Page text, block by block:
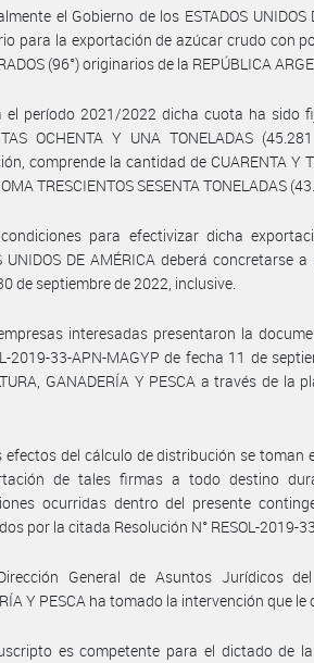
el Gobierno de los ESTADOS
para la exportación de azúcar crudo con
(96°) originarios de la REPÚBLICA
el período 2021/2022 dicha cuota ha sido
OCHENTA Y UNA TONELADAS
comprende la cantidad de CUARENTA Y
TRESCIENTOS SESENTA TONELADAS
para efectivizar dicha
UNIDOS DE AMÉRICA deberá
de septiembre de 2022, inclusive.
interesadas presentaron la
2019-33-APN-MAGYP de fecha 11 de
GANADERÍA Y PESCA a través de
efectos del cálculo de distribución se toman
de tales firmas a todo destino
ocurridas dentro del presente
por la citada Resolución N° RESOL-2019-
General de Asuntos Jurídicos del
Y PESCA ha tomado la intervención que le
es competente para el dictado de